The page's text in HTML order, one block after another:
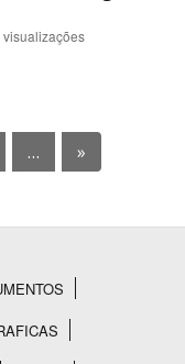
visualizações
… »